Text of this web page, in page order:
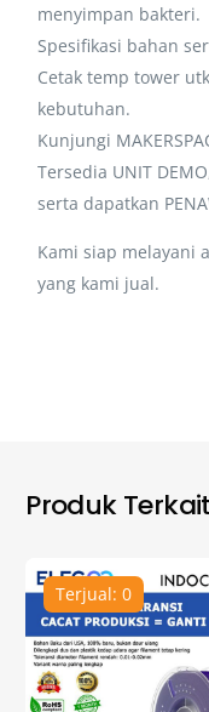
menyimpan bakteri.
Spesifikasi bahan
Cetak temp tower
kebutuhan.
Kunjungi
Tersedia UNIT
serta dapatkan
Kami siap melayani
yang kami jual.
Produk Terkait
Terjual: 0